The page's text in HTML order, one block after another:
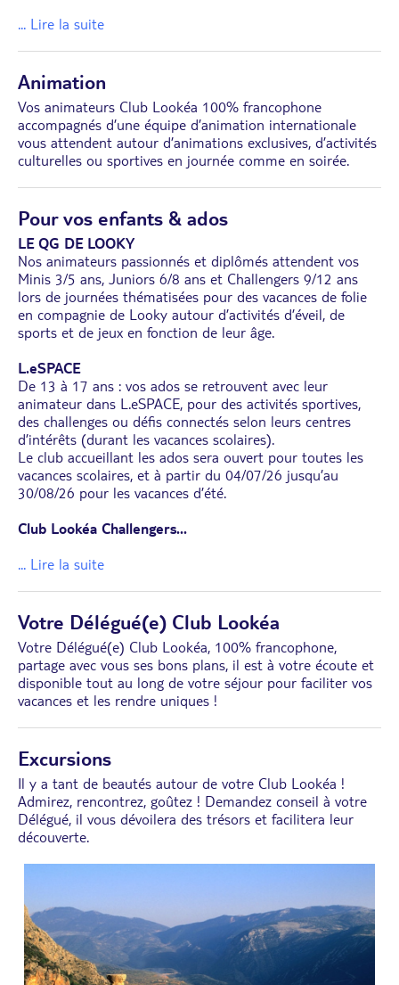
... Lire la suite
Animation
Vos animateurs Club Lookéa 100% francophone
accompagnés d’une équipe d’animation internationale
vous attendent autour d’animations exclusives, d’activités
culturelles ou sportives en journée comme en soirée.
Pour vos enfants & ados
LE QG DE LOOKY
Nos animateurs passionnés et diplômés attendent vos
Minis 3/5 ans, Juniors 6/8 ans et Challengers 9/12 ans
lors de journées thématisées pour des vacances de folie
en compagnie de Looky autour d’activités d’éveil, de
sports et de jeux en fonction de leur âge.
L.eSPACE
De 13 à 17 ans : vos ados se retrouvent avec leur
animateur dans L.eSPACE, pour des activités sportives,
des challenges ou défis connectés selon leurs centres
d’intérêts (durant les vacances scolaires).
Le club accueillant les ados sera ouvert pour toutes les
vacances scolaires, et à partir du 04/07/26 jusqu’au
30/08/26 pour les vacances d’été.
Club Lookéa Challengers...
... Lire la suite
Votre Délégué(e) Club Lookéa
Votre Délégué(e) Club Lookéa, 100% francophone,
partage avec vous ses bons plans, il est à votre écoute et
disponible tout au long de votre séjour pour faciliter vos
vacances et les rendre uniques !
Excursions
Il y a tant de beautés autour de votre Club Lookéa !
Admirez, rencontrez, goûtez ! Demandez conseil à votre
Délégué, il vous dévoilera des trésors et facilitera leur
découverte.